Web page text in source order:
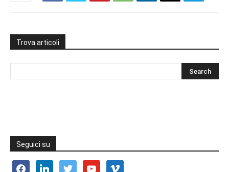
Trova articoli
Seguici su
facebooklinkedin twitter youtube vimeo